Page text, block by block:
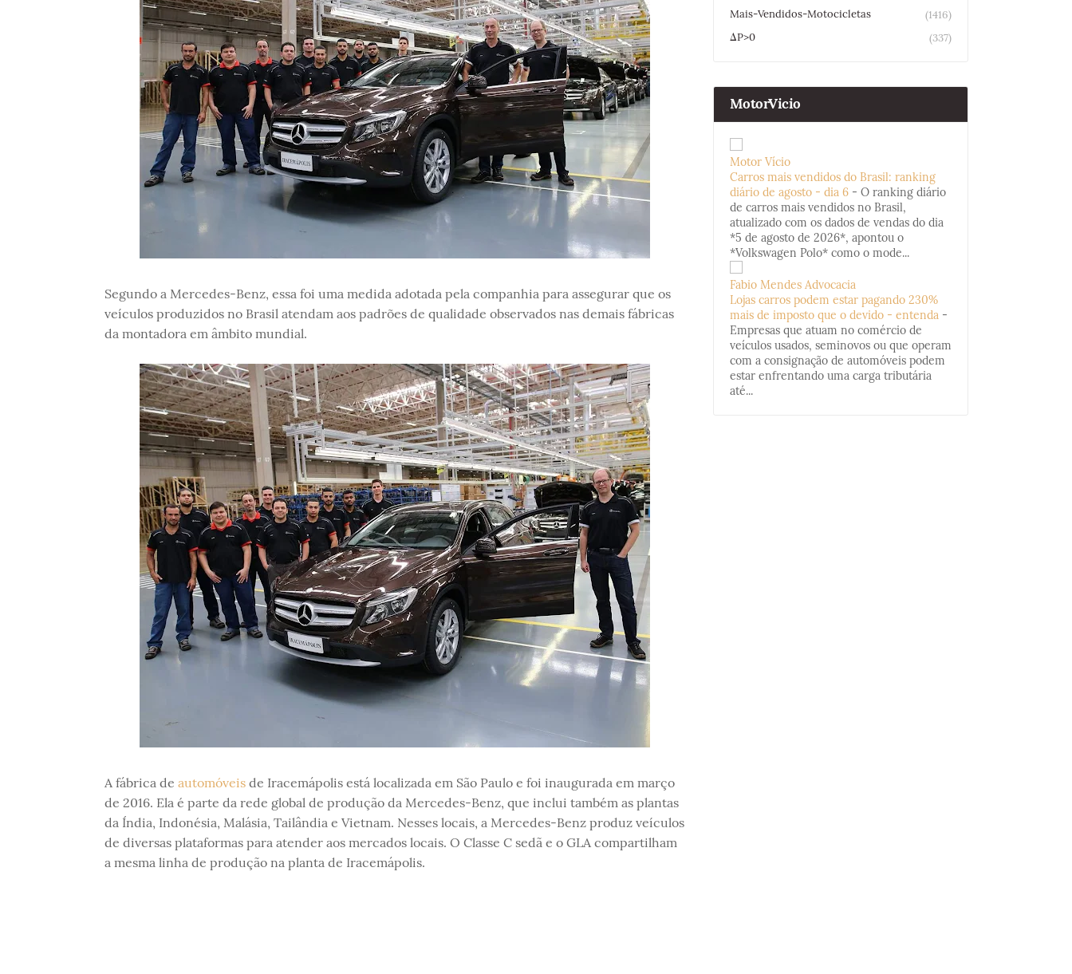
Segundo a Mercedes-Benz, essa foi uma medida adotada pela companhia para assegurar que os
veículos produzidos no Brasil atendam aos padrões de qualidade observados nas demais fábricas
da montadora em âmbito mundial.
A fábrica de automóveisde Iracemápolis está localizada em São Paulo e foi inaugurada em março
de 2016. Ela é parte da rede global de produção da Mercedes-Benz, que inclui também as plantas
da Índia, Indonésia, Malásia, Tailândia e Vietnam. Nesses locais, a Mercedes-Benz produz veículos
de diversas plataformas para atender aos mercados locais. O Classe C sedã e o GLA compartilham
a mesma linha de produção na planta de Iracemápolis.
Mais-Vendidos-Motocicletas
(1416)
ΔP>0
(337)
MotorVicio
Motor Vício
Carros mais vendidos do Brasil: ranking
diário de agosto - dia 6 - O ranking diário
de carros mais vendidos no Brasil,
atualizado com os dados de vendas do dia
*5 de agosto de 2026*, apontou o
*Volkswagen Polo* como o mode...
Fabio Mendes Advocacia
Lojas carros podem estar pagando 230%
mais de imposto que o devido - entenda -
Empresas que atuam no comércio de
veículos usados, seminovos ou que operam
com a consignação de automóveis podem
estar enfrentando uma carga tributária
até...